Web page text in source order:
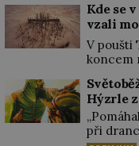
starou
to
nemá,
látky.
nato
budí
jeho
Kde se
vzali
V poušti
koncem
s téměř
byli
četnými
Hýzrle
ho měli
při